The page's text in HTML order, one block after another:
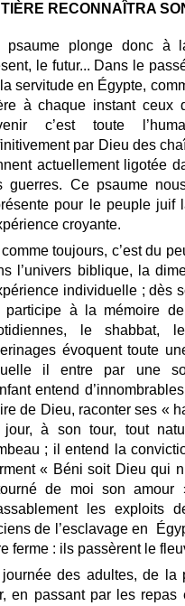
RECONNAÎTRA
psaume plonge donc à
le futur... Dans le
servitude en Égypte,
à chaque instant ceux
c’est toute
par Dieu des
actuellement ligotée
guerres. Ce psaume
pour le peuple juif
croyante.
toujours, c’est du
l’univers biblique, la
individuelle ; dès
participe à la mémoire
le shabbat,
évoquent toute
il entre par une
entend
de Dieu, raconter ses «
à son tour, tout
; il entend la
« Béni soit Dieu qui
de moi son
les exploits
de l’esclavage en
ferme : ils passèrent le
des adultes, de la
en passant par les